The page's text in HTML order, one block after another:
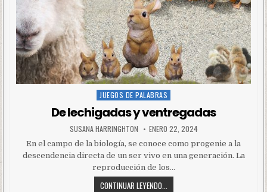
Posted
JUEGOS DE PALABRAS
De lechigadas y ventregadas
SUSANA HARRINGHTON ENERO 22, 2024
En el campo de la biología, se conoce como progenie a la
descendencia directa de un ser vivo en una generación. La
reproducción de los…
CONTINUAR LEYENDO...